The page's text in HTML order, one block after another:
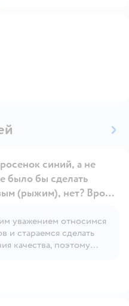
вопрос
синий, а не
было бы сделать
(рыжим), нет? Вроде,
животных.
уважением относимся
и стараемся сделать
качества, поэтому